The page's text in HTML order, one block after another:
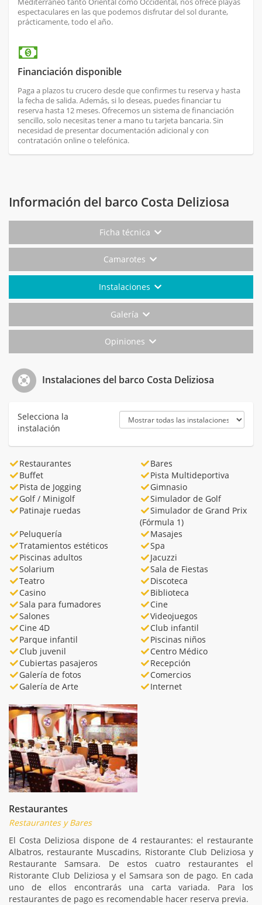
espectaculares en las que podemos disfrutar del sol durante,
prácticamente, todo el año.
Financiación disponible
Paga a plazos tu crucero desde que confirmes tu reserva y hasta
la fecha de salida. Además, si lo deseas, puedes financiar tu
reserva hasta 12 meses. Ofrecemos un sistema de financiación
sencillo, solo necesitas tener a mano tu tarjeta bancaria. Sin
necesidad de presentar documentación adicional y con
contratación online o telefónica.
Información del barco Costa Deliziosa
Ficha técnica
Camarotes
Instalaciones
Galería
Opiniones
Instalaciones del barco Costa Deliziosa
Selecciona la
instalación
Restaurantes
Bares
Buffet
Pista Multideportiva
Pista de Jogging
Gimnasio
Golf / Minigolf
Simulador de Golf
Patinaje ruedas
Simulador de Grand Prix
(Fórmula 1)
Peluquería
Masajes
Tratamientos estéticos
Spa
Piscinas adultos
Jacuzzi
Solarium
Sala de Fiestas
Teatro
Discoteca
Casino
Biblioteca
Sala para fumadores
Cine
Salones
Videojuegos
Cine 4D
Club infantil
Parque infantil
Piscinas niños
Club juvenil
Centro Médico
Cubiertas pasajeros
Recepción
Galería de fotos
Comercios
Galería de Arte
Internet
Restaurantes
Restaurantes y Bares
El Costa Deliziosa dispone de 4 restaurantes: el restaurante
Albatros, restaurante Muscadins, Ristorante Club Deliziosa y
Restaurante Samsara. De estos cuatro restaurantes el
Ristorante Club Deliziosa y el Samsara son de pago. En cada
uno de ellos encontrarás una carta variada. Para los
restaurantes de pago es recomendable hacer reserva previa.